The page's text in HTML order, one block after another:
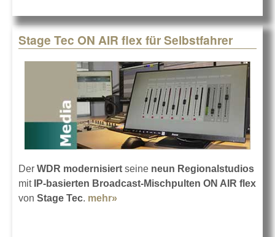
Stage Tec ON AIR flex für Selbstfahrer
Der WDR modernisiert seine neun Regionalstudios
mitIP-basierten Broadcast-Mischpulten ON AIR flex
von Stage Tec. mehr»